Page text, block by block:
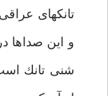
تانك‏هاى
و اين صداها
شنى تانك